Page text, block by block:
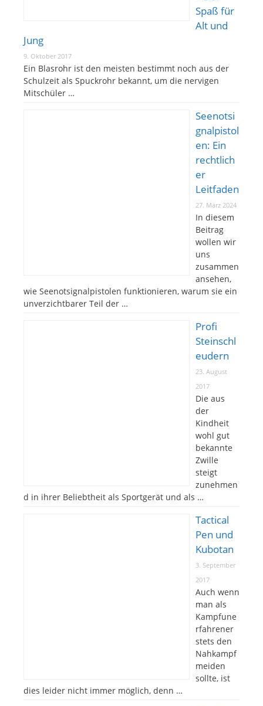
Spaß für
Alt und
Jung
9. Oktober 2017
Ein Blasrohr ist den meisten bestimmt noch aus der
Schulzeit als Spuckrohr bekannt, um die nervigen
Mitschüler …
Seenotsi
gnalpistol
en: Ein
rechtlich
er
Leitfaden
27. März 2024
In diesem
Beitrag
wollen wir
uns
zusammen
ansehen,
wie Seenotsignalpistolen funktionieren, warum sie ein
unverzichtbarer Teil der …
Profi
Steinschl
eudern
23. August
2017
Die aus
der
Kindheit
wohl gut
bekannte
Zwille
steigt
zunehmen
d in ihrer Beliebtheit als Sportgerät und als …
Tactical
Pen und
Kubotan
3. September
2017
Auch wenn
man als
Kampfune
rfahrener
stets den
Nahkampf
meiden
sollte, ist
dies leider nicht immer möglich, denn …